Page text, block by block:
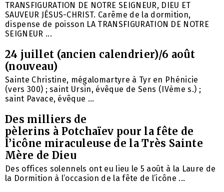
TRANSFIGURATION DE NOTRE SEIGNEUR, DIEU ET
SAUVEUR JÉSUS-CHRIST. Carême de la dormition,
dispense de poisson LA TRANSFIGURATION DE NOTRE
SEIGNEUR ...
24 juillet (ancien calendrier)/6 août
(nouveau)
Sainte Christine, mégalomartyre à Tyr en Phénicie
(vers 300) ; saint Ursin, évêque de Sens (IVème s.) ;
saint Pavace, évêque ...
Des milliers de
pèlerins à Potchaïev pour la fête de
l’icône miraculeuse de la Très Sainte
Mère de Dieu
Des offices solennels ont eu lieu le 5 août à la Laure de
la Dormition à l’occasion de la fête de l’icône ...